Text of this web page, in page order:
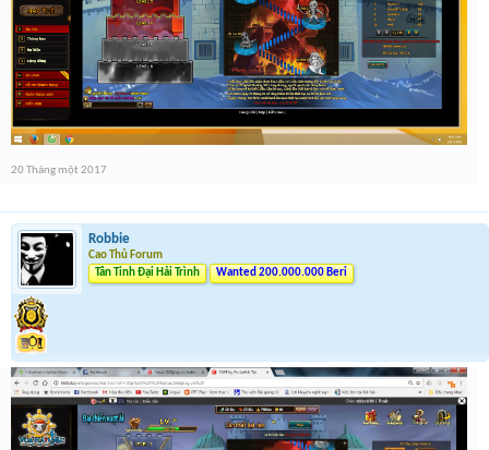
20 Tháng một 2017
Robbie
Cao Thủ Forum
Tân Tinh Đại Hải Trình
Wanted 200.000.000 Beri